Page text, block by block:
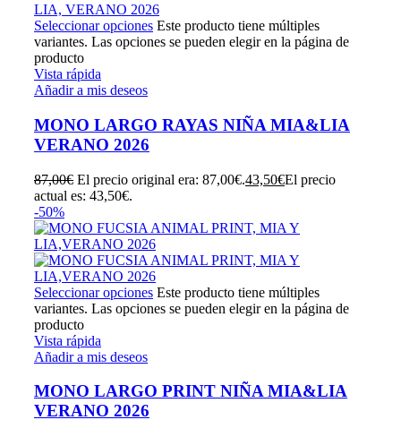
Seleccionar opciones Este producto tiene múltiples
variantes. Las opciones se pueden elegir en la página de
producto
Vista rápida
Añadir a mis deseos
MONO LARGO RAYAS NIÑA MIA&LIA
VERANO 2026
87,00€ El precio original era: 87,00€.43,50€El precio
actual es: 43,50€.
-50%
Seleccionar opciones Este producto tiene múltiples
variantes. Las opciones se pueden elegir en la página de
producto
Vista rápida
Añadir a mis deseos
MONO LARGO PRINT NIÑA MIA&LIA
VERANO 2026